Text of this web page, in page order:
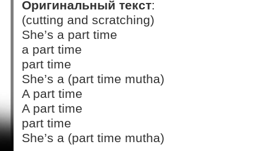
Оригинальный текст:
(cutting and scratching)
She’s a part time
a part time
part time
She’s a (part time mutha)
A part time
A part time
part time
She’s a (part time mutha)